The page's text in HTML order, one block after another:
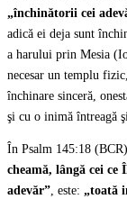
„închinătorii cei
adică ei deja sunt
a harului prin Mesia
necesar un templu
închinare sinceră,
şi cu o inimă întreagă
În Psalm 145:18
cheamă, lângă cei ce
adevăr”, este: „toată